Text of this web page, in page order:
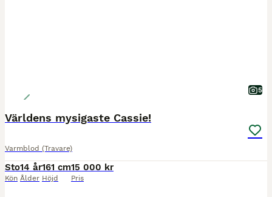
5
Världens mysigaste Cassie!
Varmblod (Travare)
Sto
Kön
14 år
Ålder
161 cm
Höjd
15 000 kr
Pris